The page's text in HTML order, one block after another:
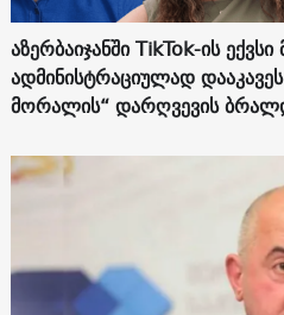
აზერბაიჯანში TikTok-ის
ადმინისტრაციულად
მორალის“ დარღვევის